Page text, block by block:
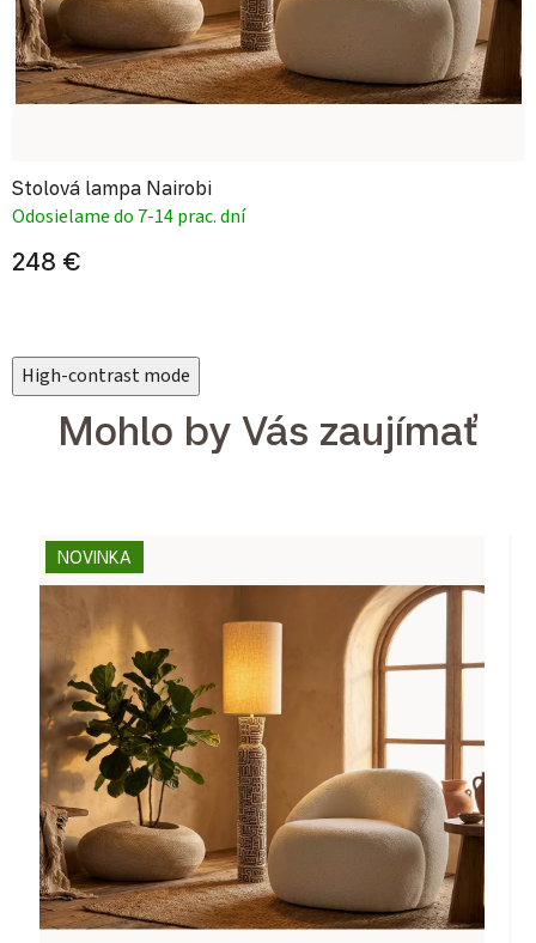
Stolová lampa Nairobi
Odosielame do 7-14 prac. dní
248 €
High-contrast mode
Mohlo by Vás zaujímať
NOVINKA